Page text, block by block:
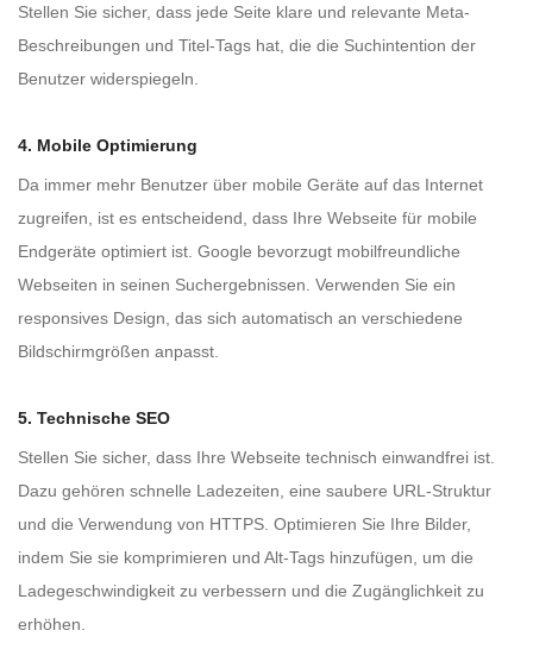
Stellen Sie sicher, dass jede Seite klare und relevante Meta-
Beschreibungen und Titel-Tags hat, die die Suchintention der
Benutzer widerspiegeln.
4. Mobile Optimierung
Da immer mehr Benutzer über mobile Geräte auf das Internet
zugreifen, ist es entscheidend, dass Ihre Webseite für mobile
Endgeräte optimiert ist. Google bevorzugt mobilfreundliche
Webseiten in seinen Suchergebnissen. Verwenden Sie ein
responsives Design, das sich automatisch an verschiedene
Bildschirmgrößen anpasst.
5. Technische SEO
Stellen Sie sicher, dass Ihre Webseite technisch einwandfrei ist.
Dazu gehören schnelle Ladezeiten, eine saubere URL-Struktur
und die Verwendung von HTTPS. Optimieren Sie Ihre Bilder,
indem Sie sie komprimieren und Alt-Tags hinzufügen, um die
Ladegeschwindigkeit zu verbessern und die Zugänglichkeit zu
erhöhen.